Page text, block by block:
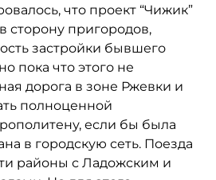
что проект “Чижик”
сторону пригородов,
застройки бывшего
пока что этого не
дорога в зоне Ржевки и
полноценной
если бы была
в городскую сеть. Поезда
районы с Ладожским и